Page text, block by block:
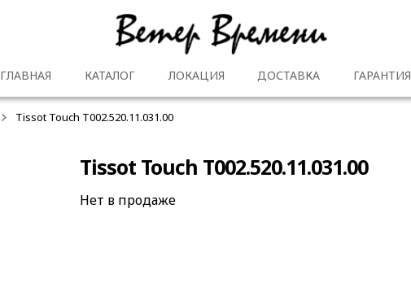
ГЛАВНАЯ КАТАЛОГ ЛОКАЦИЯ ДОСТАВКА ГАРАНТИЯ
Tissot Touch T002.520.11.031.00
Tissot Touch T002.520.11.031.00
Нет в продаже